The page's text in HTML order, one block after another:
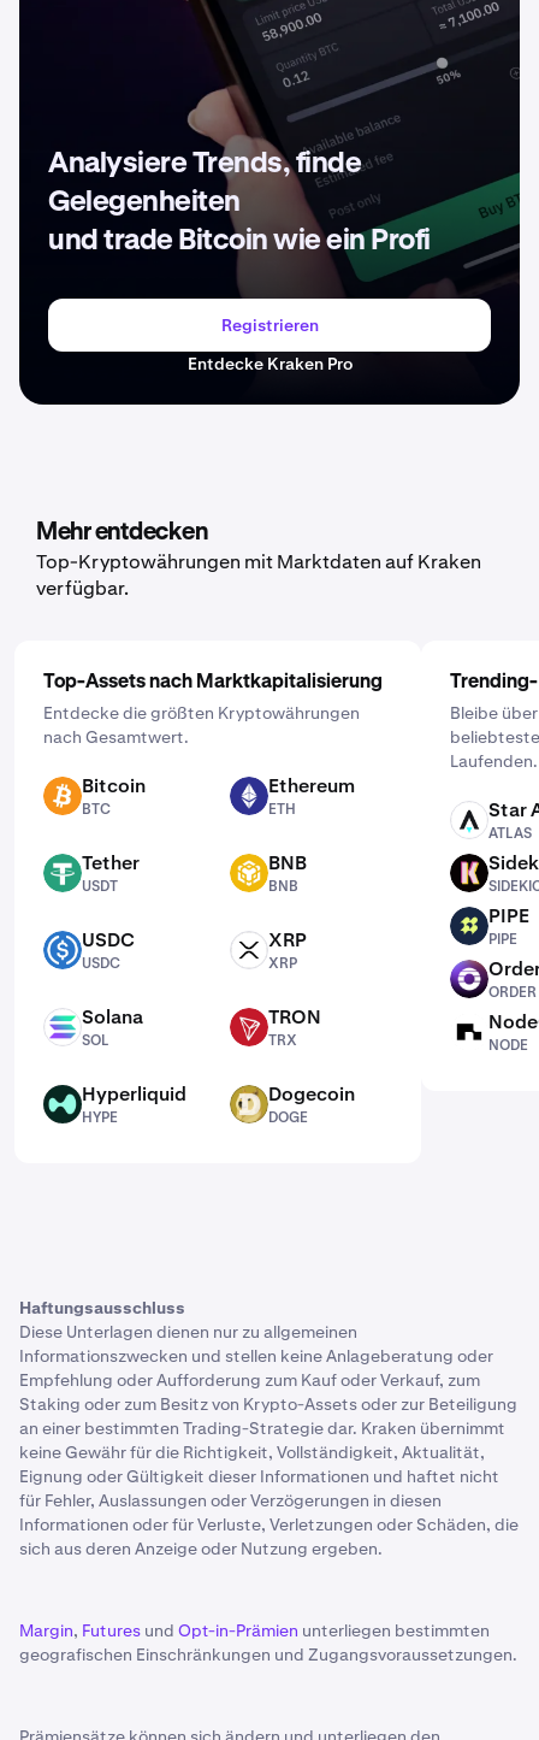
Analysiere Trends, finde
Gelegenheiten
und trade Bitcoin wie ein Profi
Registrieren
Entdecke Kraken Pro
Mehr entdecken
Top-Kryptowährungen mit Marktdaten auf Kraken
verfügbar.
Top-Assets nach Marktkapitalisierung
Entdecke die größten Kryptowährungen
nach Gesamtwert.
BTC Bitcoin
BTC
ETH Ethereum
ETH
USDT Tether
USDT
BNB BNB
BNB
USDC USDC
USDC
XRP XRP
XRP
SOL Solana
SOL
TRX TRON
TRX
HYPE Hyperliquid
HYPE
DOGE Dogecoin
DOGE
Bleibe
Laufenden.
ATLAS Star
ATLAS
SIDEKICK
PIPE PIPE
PIPE
ORDER
ORDER
NODE
NODE
Haftungsausschluss
Diese Unterlagen dienen nur zu allgemeinen
Informationszwecken und stellen keine Anlageberatung oder
Empfehlung oder Aufforderung zum Kauf oder Verkauf, zum
Staking oder zum Besitz von Krypto-Assets oder zur Beteiligung
an einer bestimmten Trading-Strategie dar. Kraken übernimmt
keine Gewähr für die Richtigkeit, Vollständigkeit, Aktualität,
Eignung oder Gültigkeit dieser Informationen und haftet nicht
für Fehler, Auslassungen oder Verzögerungen in diesen
Informationen oder für Verluste, Verletzungen oder Schäden, die
sich aus deren Anzeige oder Nutzung ergeben.
Margin, Futures und Opt-in-Prämien unterliegen bestimmten
geografischen Einschränkungen und Zugangsvoraussetzungen.